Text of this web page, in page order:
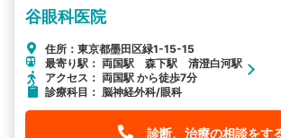
谷眼科医院
住所：東京都墨田区緑1-15-15
最寄り駅： 両国駅 森下駅 清澄白河駅
アクセス： 両国駅 から徒歩7分
診療科目： 脳神経外科/眼科
診断、治療の相談をす